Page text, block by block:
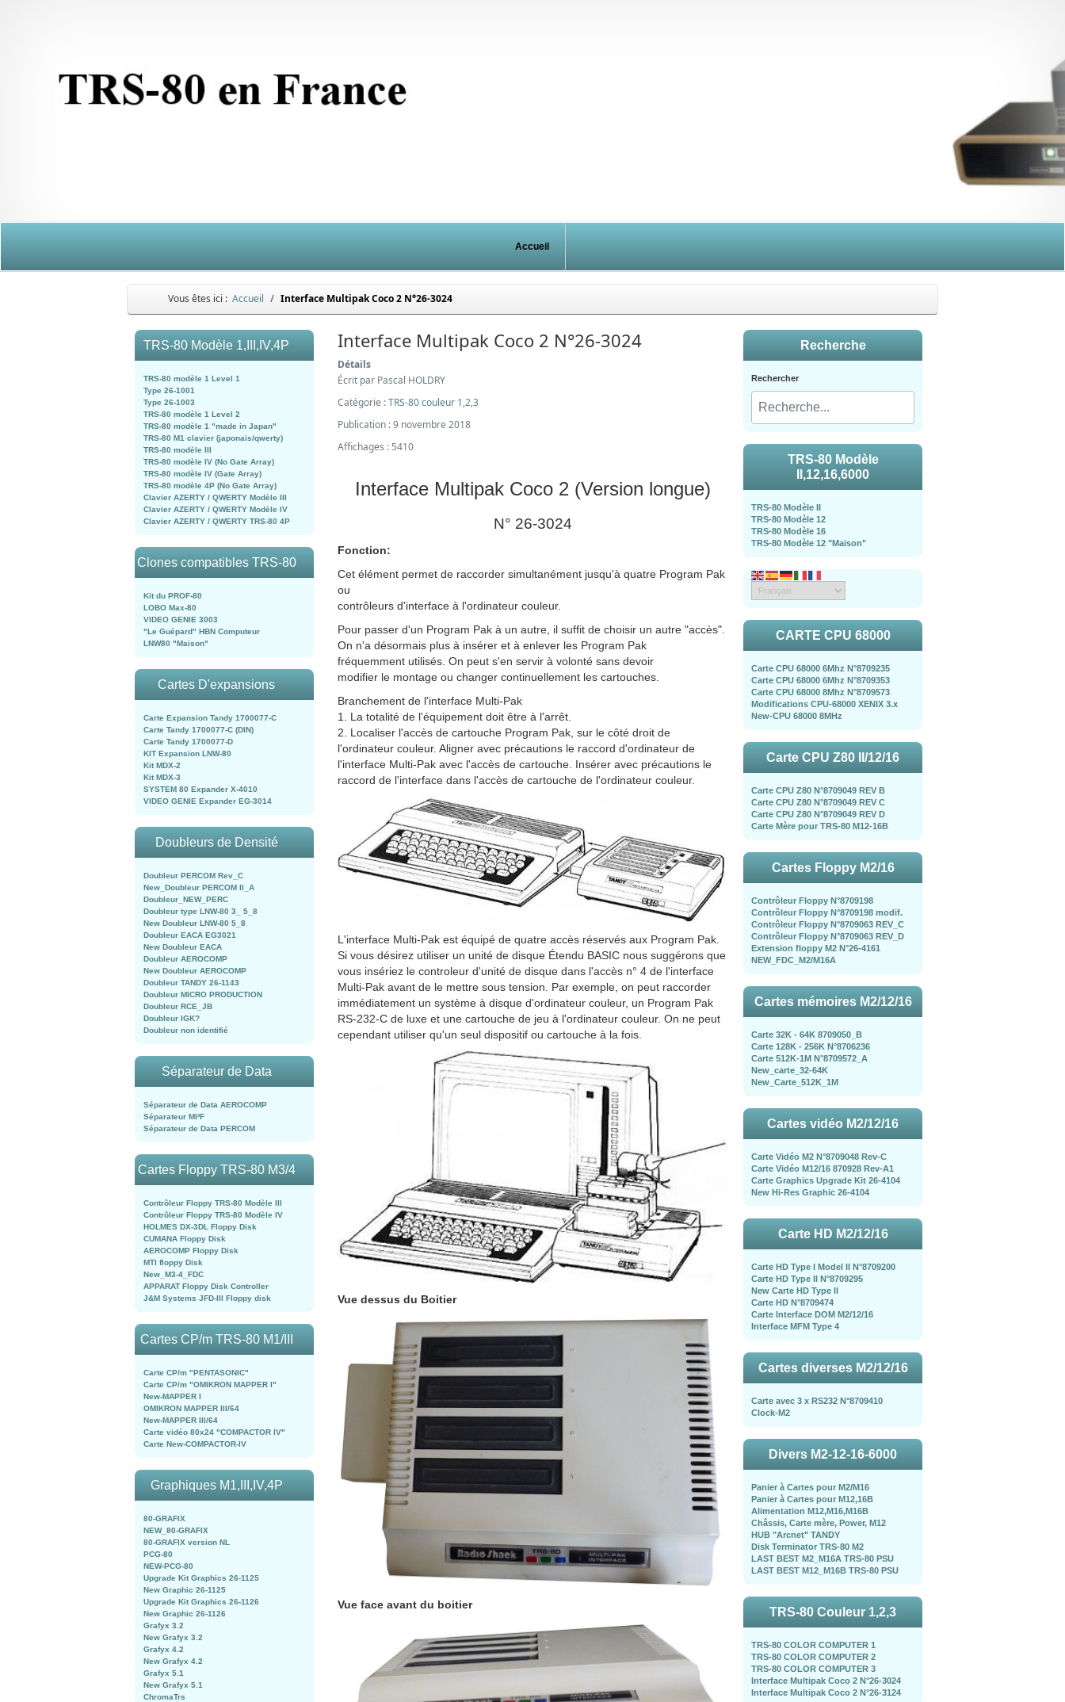
Accueil
Vous êtes ici : Accueil Interface Multipak Coco 2 N°26-3024
TRS-80 Modèle 1,III,IV,4P
TRS-80 modèle 1 Level 1
Type 26-1001
Type 26-1003
TRS-80 modèle 1 Level 2
TRS-80 modèle 1 "made in Japan"
TRS-80 M1 clavier (japonais/qwerty)
TRS-80 modèle III
TRS-80 modèle IV (No Gate Array)
TRS-80 modèle IV (Gate Array)
TRS-80 modèle 4P (No Gate Array)
Clavier AZERTY / QWERTY Modèle III
Clavier AZERTY / QWERTY Modèle IV
Clavier AZERTY / QWERTY TRS-80 4P
Clones compatibles TRS-80
Kit du PROF-80
LOBO Max-80
VIDEO GENIE 3003
"Le Guépard" HBN Computeur
LNW80 "Maison"
Cartes D'expansions
Carte Expansion Tandy 1700077-C
Carte Tandy 1700077-C (DIN)
Carte Tandy 1700077-D
KIT Expansion LNW-80
Kit MDX-2
Kit MDX-3
SYSTEM 80 Expander X-4010
VIDEO GENIE Expander EG-3014
Doubleurs de Densité
Doubleur PERCOM Rev_C
New_Doubleur PERCOM II_A
Doubleur_NEW_PERC
Doubleur type LNW-80 3_ 5_8
New Doubleur LNW-80 5_8
Doubleur EACA EG3021
New Doubleur EACA
Doubleur AEROCOMP
New Doubleur AEROCOMP
Doubleur TANDY 26-1143
Doubleur MICRO PRODUCTION
Doubleur RCE_JB
Doubleur IGK?
Doubleur non identifié
Séparateur de Data
Séparateur de Data AEROCOMP
Séparateur MI²F
Séparateur de Data PERCOM
Cartes Floppy TRS-80 M3/4
Contrôleur Floppy TRS-80 Modèle III
Contrôleur Floppy TRS-80 Modèle IV
HOLMES DX-3DL Floppy Disk
CUMANA Floppy Disk
AEROCOMP Floppy Disk
MTI floppy Disk
New_M3-4_FDC
APPARAT Floppy Disk Controller
J&M Systems JFD-III Floppy disk
Cartes CP/m TRS-80 M1/III
Carte CP/m "PENTASONIC"
Carte CP/m "OMIKRON MAPPER I"
New-MAPPER I
OMIKRON MAPPER III/64
New-MAPPER III/64
Carte vidéo 80x24 "COMPACTOR IV"
Carte New-COMPACTOR-IV
Graphiques M1,III,IV,4P
80-GRAFIX
NEW_80-GRAFIX
80-GRAFIX version NL
PCG-80
NEW-PCG-80
Upgrade Kit Graphics 26-1125
New Graphic 26-1125
Upgrade Kit Graphics 26-1126
New Graphic 26-1126
Grafyx 3.2
New Grafyx 3.2
Grafyx 4.2
New Grafyx 4.2
Grafyx 5.1
New Grafyx 5.1
ChromaTrs
Interface Multipak Coco 2 N°26-3024
Détails
Écrit par Pascal HOLDRY
Catégorie :TRS-80 couleur 1,2,3
Publication : 9 novembre 2018
Affichages : 5410
Interface Multipak Coco 2 (Version longue)
N° 26-3024
Fonction:
Cet élément permet de raccorder simultanément jusqu'à quatre Program Pak
ou
contrôleurs d'interface à l'ordinateur couleur.
Pour passer d'un Program Pak à un autre, il suffit de choisir un autre "accès".
On n'a désormais plus à insérer et à enlever les Program Pak
fréquemment utilisés. On peut s'en servir à volonté sans devoir
modifier le montage ou changer continuellement les cartouches.
Branchement de l'interface Multi-Pak
1. La totalité de l'équipement doit être à l'arrêt.
2. Localiser l'accès de cartouche Program Pak, sur le côté droit de
l'ordinateur couleur. Aligner avec précautions le raccord d'ordinateur de
l'interface Multi-Pak avec l'accès de cartouche. Insérer avec précautions le
raccord de l'interface dans l'accès de cartouche de l'ordinateur couleur.
L'interface Multi-Pak est équipé de quatre accès réservés aux Program Pak.
Si vous désirez utiliser un unité de disque Étendu BASIC nous suggérons que
vous insériez le controleur d'unité de disque dans l'accès n° 4 de l'interface
Multi-Pak avant de le mettre sous tension. Par exemple, on peut raccorder
immédiatement un système à disque d'ordinateur couleur, un Program Pak
RS-232-C de luxe et une cartouche de jeu à l'ordinateur couleur. On ne peut
cependant utiliser qu'un seul dispositif ou cartouche à la fois.
Vue dessus du Boitier
Vue face avant du boitier
Recherche
Rechercher
TRS-80 Modèle
II,12,16,6000
TRS-80 Modèle II
TRS-80 Modèle 12
TRS-80 Modèle 16
TRS-80 Modèle 12 "Maison"
CARTE CPU 68000
Carte CPU 68000 6Mhz N°8709235
Carte CPU 68000 6Mhz N°8709353
Carte CPU 68000 8Mhz N°8709573
Modifications CPU-68000 XENIX 3.x
New-CPU 68000 8MHz
Carte CPU Z80 II/12/16
Carte CPU Z80 N°8709049 REV B
Carte CPU Z80 N°8709049 REV C
Carte CPU Z80 N°8709049 REV D
Carte Mère pour TRS-80 M12-16B
Cartes Floppy M2/16
Contrôleur Floppy N°8709198
Contrôleur Floppy N°8709198 modif.
Contrôleur Floppy N°8709063 REV_C
Contrôleur Floppy N°8709063 REV_D
Extension floppy M2 N°26-4161
NEW_FDC_M2/M16A
Cartes mémoires M2/12/16
Carte 32K - 64K 8709050_B
Carte 128K - 256K N°8706236
Carte 512K-1M N°8709572_A
New_carte_32-64K
New_Carte_512K_1M
Cartes vidéo M2/12/16
Carte Vidéo M2 N°8709048 Rev-C
Carte Vidéo M12/16 870928 Rev-A1
Carte Graphics Upgrade Kit 26-4104
New Hi-Res Graphic 26-4104
Carte HD M2/12/16
Carte HD Type I Model II N°8709200
Carte HD Type II N°8709295
New Carte HD Type II
Carte HD N°8709474
Carte Interface DOM M2/12/16
Interface MFM Type 4
Cartes diverses M2/12/16
Carte avec 3 x RS232 N°8709410
Clock-M2
Divers M2-12-16-6000
Panier à Cartes pour M2/M16
Panier à Cartes pour M12,16B
Alimentation M12,M16,M16B
Châssis, Carte mère, Power, M12
HUB "Arcnet" TANDY
Disk Terminator TRS-80 M2
LAST BEST M2_M16A TRS-80 PSU
LAST BEST M12_M16B TRS-80 PSU
TRS-80 Couleur 1,2,3
TRS-80 COLOR COMPUTER 1
TRS-80 COLOR COMPUTER 2
TRS-80 COLOR COMPUTER 3
Interface Multipak Coco 2 N°26-3024
Interface Multipak Coco 2 N°26-3124